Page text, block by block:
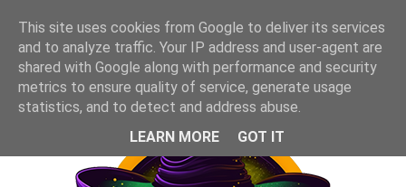
This site uses cookies from Google to deliver its services
and to analyze traffic. Your IP address and user-agent are
shared with Google along with performance and security
metrics to ensure quality of service, generate usage
statistics, and to detect and address abuse.
LEARN MORE
GOT IT